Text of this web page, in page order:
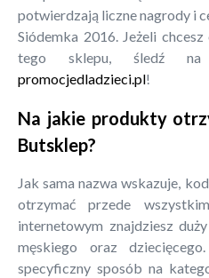
potwierdzają liczne nagrody i
Siódemka 2016. Jeżeli
tego sklepu, śledź na
promocjedladzieci.pl!
Na jakie produkty
Butsklep?
Jak sama nazwa wskazuje,
otrzymać przede
internetowym znajdziesz
męskiego oraz
specyficzny sposób na